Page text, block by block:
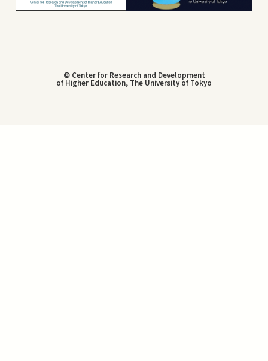
© Center for Research and Development
of Higher Education, The University of Tokyo